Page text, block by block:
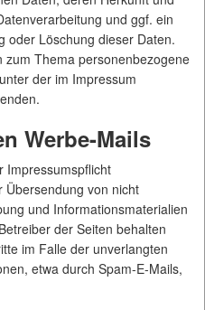
und ggf. ein
oder Löschung dieser Daten.
zum Thema personenbezogene
der im Impressum
Werbe-Mails
Impressumspflicht
Übersendung von nicht
und Informationsmaterialien
der Seiten behalten
im Falle der unverlangten
etwa durch Spam-E-Mails,